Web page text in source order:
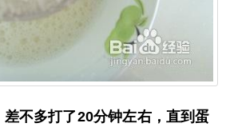
不多打了20分钟左右，直到蛋